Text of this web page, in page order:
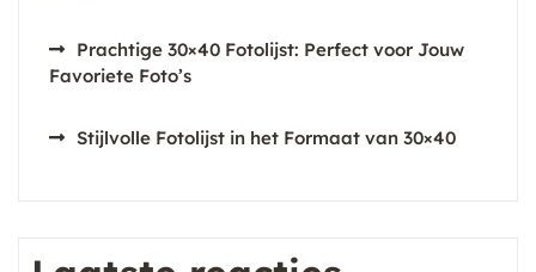
Prachtige 30×40 Fotolijst: Perfect voor Jouw
Favoriete Foto’s
Stijlvolle Fotolijst in het Formaat van 30×40